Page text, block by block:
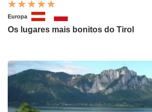
Europa
Os lugares mais bonitos do Tirol